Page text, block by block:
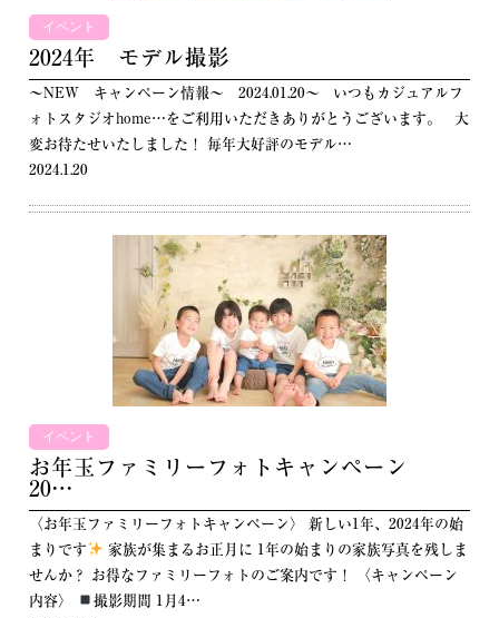
イベント
2024年 モデル撮影
～NEW キャンペーン情報～ 2024.01.20～ いつもカジュアルフ
ォトスタジオhome…をご利用いただきありがとうございます。 大
変お待たせいたしました！ 毎年大好評のモデル…
2024.1.20
イベント
お年玉ファミリーフォトキャンペーン
20…
〈お年玉ファミリーフォトキャンペーン〉 新しい1年、2024年の始
まりです
家族が集まるお正月に 1年の始まりの家族写真を残しま
せんか？ お得なファミリーフォトのご案内です！ 〈キャンペーン
内容〉
撮影期間 1月4…